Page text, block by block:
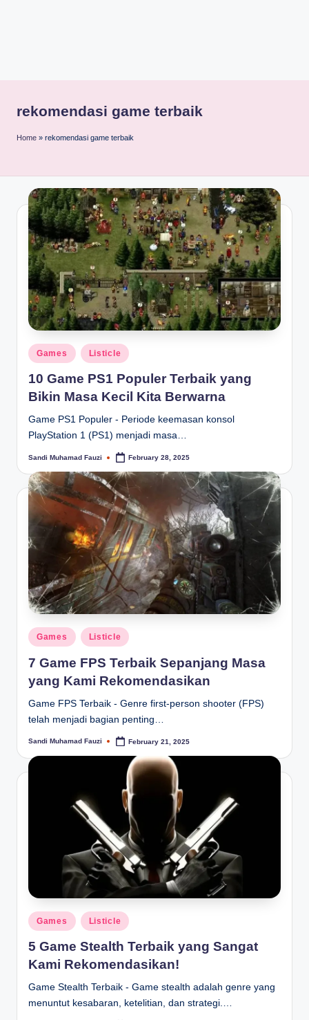
rekomendasi game terbaik
Home » rekomendasi game terbaik
Posted
in
Games Listicle
10 Game PS1 Populer Terbaik yang
Bikin Masa Kecil Kita Berwarna
Game PS1 Populer - Periode keemasan konsol
PlayStation 1 (PS1) menjadi masa…
Posted
Sandi Muhamad Fauzi February 28, 2025
Posted
in
Games Listicle
7 Game FPS Terbaik Sepanjang Masa
yang Kami Rekomendasikan
Game FPS Terbaik - Genre first-person shooter (FPS)
telah menjadi bagian penting…
Posted
Sandi Muhamad Fauzi February 21, 2025
Posted
in
Games Listicle
5 Game Stealth Terbaik yang Sangat
Kami Rekomendasikan!
Game Stealth Terbaik - Game stealth adalah genre yang
menuntut kesabaran, ketelitian, dan strategi.…